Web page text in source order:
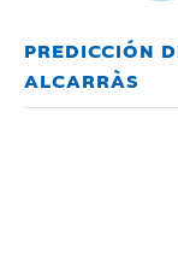
PREDICCIÓN
ALCARRÀS